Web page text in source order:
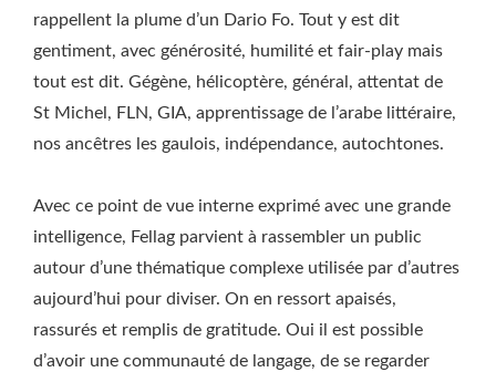
rappellent la plume d’un Dario Fo. Tout y est dit
gentiment, avec générosité, humilité et fair-play mais
tout est dit. Gégène, hélicoptère, général, attentat de
St Michel, FLN, GIA, apprentissage de l’arabe littéraire,
nos ancêtres les gaulois, indépendance, autochtones.
Avec ce point de vue interne exprimé avec une grande
intelligence, Fellag parvient à rassembler un public
autour d’une thématique complexe utilisée par d’autres
aujourd’hui pour diviser. On en ressort apaisés,
rassurés et remplis de gratitude. Oui il est possible
d’avoir une communauté de langage, de se regarder